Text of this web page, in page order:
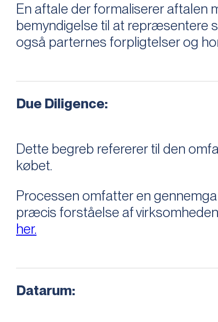
En aftale der formaliserer
bemyndigelse til at repræsentere
også parternes forpligtelser og
Due Diligence:
Dette begreb refererer til den
købet.
Processen omfatter en
præcis forståelse af
her.
Datarum: